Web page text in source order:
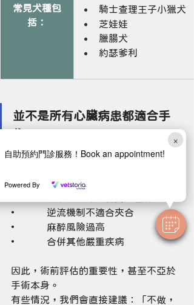
×
自助預約門診服務！Book an appointment!
Powered By
常見犬種包
括：
騎士查理王子小獵犬
芝娃娃
臘腸犬
約瑟爹利
並不是所有心臟病患都適合手
•             瓣膜嚴重鈣化或變形
•             逆流機制不適合夾合
•             麻醉風險過高
•             合併其他嚴重疾病
因此，術前評估的重要性，甚至不亞於
手術本身。
有些情況，我們會直接建議：「不做，